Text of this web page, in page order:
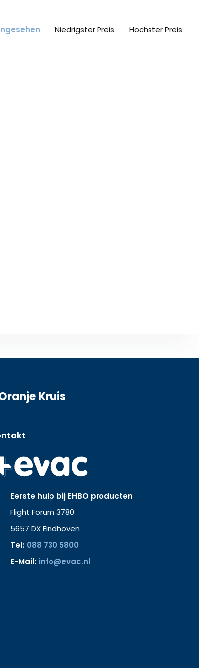
Niedrigster Preis Höchster Preis
Kruis
Eerste hulp bij EHBO producten
Flight Forum 3780
5657 DX Eindhoven
Tel: 088 730 5800
E-Mail: info@evac.nl